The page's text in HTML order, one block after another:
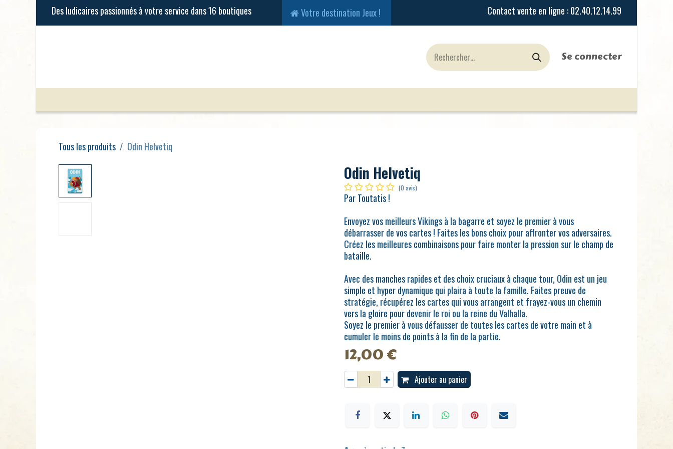
Se rendre au contenu
Votre destination Jeux !
Se connecter
Tous les produits Odin Helvetiq
Odin Helvetiq
(0 avis)
Par Toutatis !
Envoyez vos meilleurs Vikings à la bagarre et soyez le premier à vous
débarrasser de vos cartes ! Faites les bons choix pour affronter vos adversaires.
Créez les meilleures combinaisons pour faire monter la pression sur le champ de
bataille.
Avec des manches rapides et des choix cruciaux à chaque tour, Odin est un jeu
simple et hyper dynamique qui plaira à toute la famille. Faites preuve de
stratégie, récupérez les cartes qui vous arrangent et frayez-vous un chemin
vers la gloire pour devenir le roi ou la reine du Valhalla.
Soyez le premier à vous défausser de toutes les cartes de votre main et à
cumuler le moins de points à la fin de la partie.
12,00€
Ajouter au panier